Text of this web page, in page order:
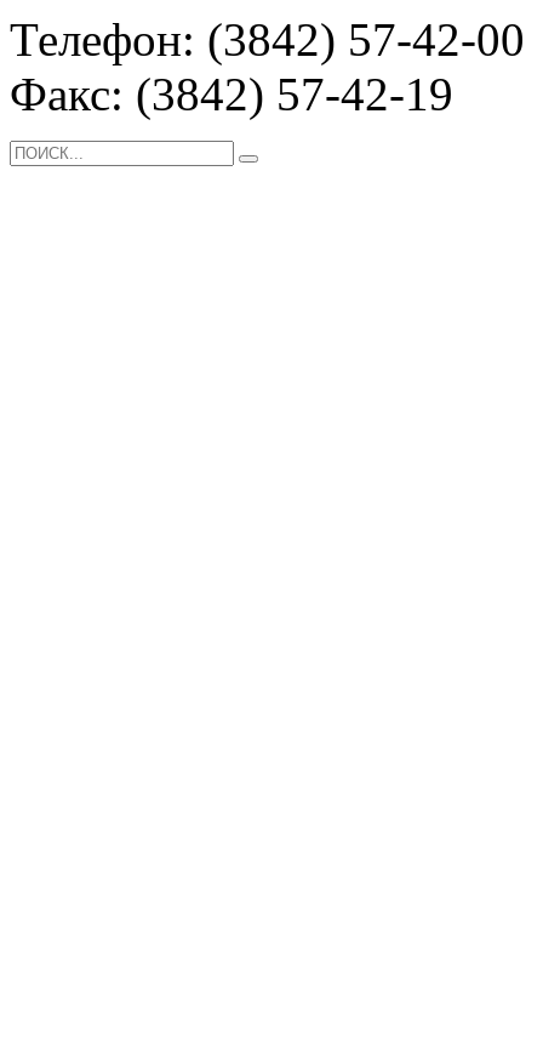
Телефон: (3842) 57-42-00
Факс: (3842) 57-42-19